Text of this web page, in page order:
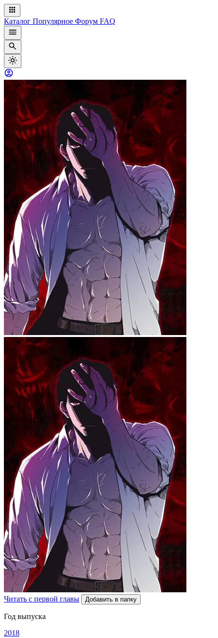
Каталог Популярное Форум FAQ
Читать с первой главы Добавить в папку
Год выпуска
2018